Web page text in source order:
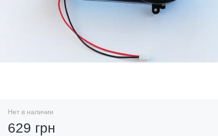
Нет в наличии
629 грн